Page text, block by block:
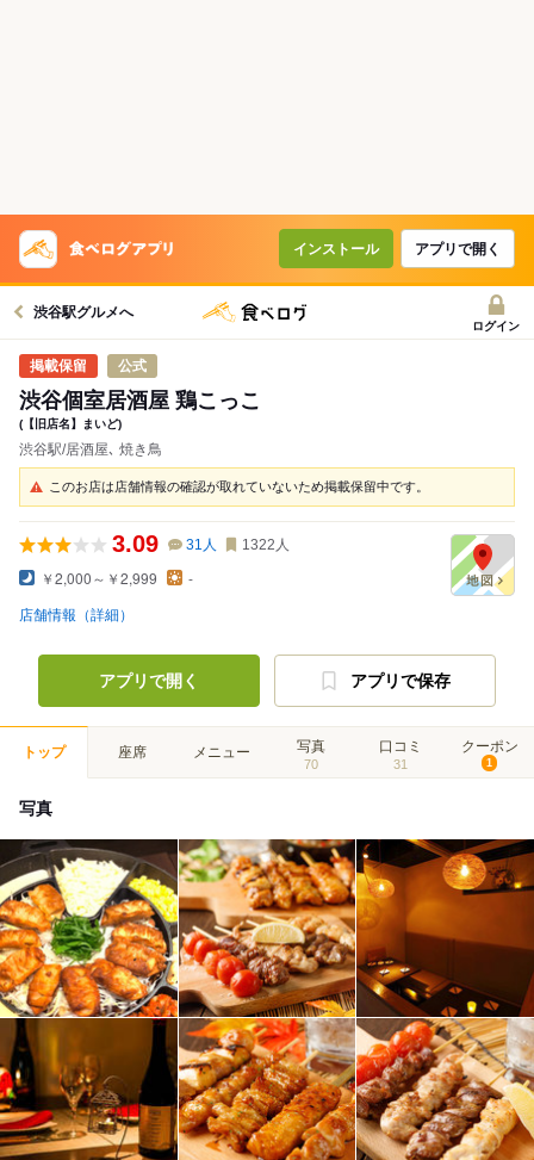
インストール アプリで開く
渋谷駅グルメへ
ログイン
公式
渋谷個室居酒屋 鶏こっこ
(【旧店名】まいど)
渋谷駅/居酒屋､ 焼き鳥
このお店は店舗情報の確認が取れていないため掲載保留中です。
3.09 31 人 1322 人
￥2,000～￥2,999 -
店舗情報（詳細）
アプリで開く アプリで保存
トップ 座席 メニュー 写真
70
口コミ
31
クーポン
1
写真